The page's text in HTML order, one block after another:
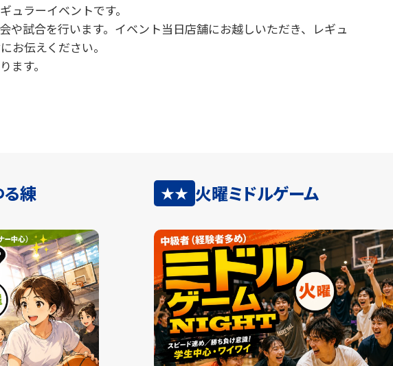
ュラーイベントです。
や試合を行います。イベント当日店舗にお越しいただき、レギュ
お伝えください。
ます。
る練 ★★ 火曜ミドルゲーム